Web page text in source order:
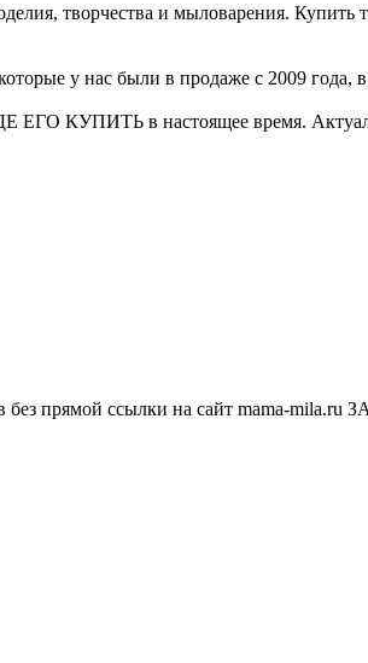
творчества и мыловарения.
у нас были в продаже с 2009 года,
ЕГО КУПИТЬ в настоящее время.
без прямой ссылки на сайт mama-